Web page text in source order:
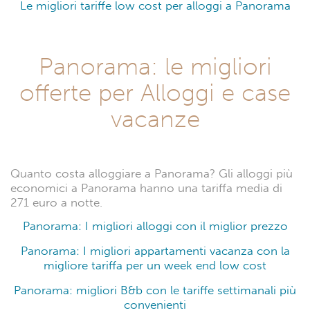
Le migliori tariffe low cost per alloggi a Panorama
Panorama: le migliori
offerte per Alloggi e case
vacanze
Quanto costa alloggiare a Panorama? Gli alloggi più
economici a Panorama hanno una tariffa media di
271 euro a notte.
Panorama: I migliori alloggi con il miglior prezzo
Panorama: I migliori appartamenti vacanza con la
migliore tariffa per un week end low cost
Panorama: migliori B&b con le tariffe settimanali più
convenienti